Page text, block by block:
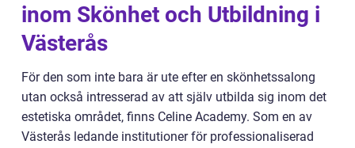
inom Skönhet och Utbildning i
Västerås
För den som inte bara är ute efter en skönhetssalong
utan också intresserad av att själv utbilda sig inom det
estetiska området, finns Celine Academy. Som en av
Västerås ledande institutioner för professionaliserad